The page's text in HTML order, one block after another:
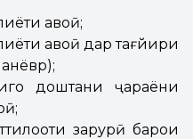
ҳавоӣ;
ҳавоӣ дар тағйири
доштани ҷараёни
зарурӣ барои